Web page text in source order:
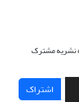
نشریه مشترک
اشتراک